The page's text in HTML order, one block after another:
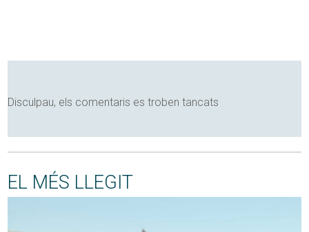
Disculpau, els comentaris es troben tancats
EL MÉS LLEGIT